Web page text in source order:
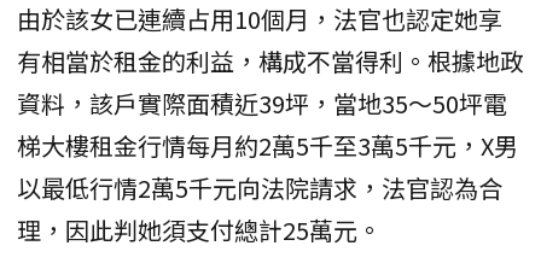
由於該女已連續占用10個月，法官也認定她享
有相當於租金的利益，構成不當得利。根據地政
資料，該戶實際面積近39坪，當地35～50坪電
梯大樓租金行情每月約2萬5千至3萬5千元，X男
以最低行情2萬5千元向法院請求，法官認為合
理，因此判她須支付總計25萬元。